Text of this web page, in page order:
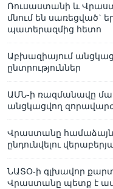
Ռուսաստանի և
մնում են սառեցված`
պատերազմից հետո
Աբխազիայում
ընտրություններ
ԱՄՆ-ի ռազմանավը
անցկացվող
Վրաստանը
ընդունվելու
ՆԱՏՕ-ի գլխավոր
Վրաստանը պետք է